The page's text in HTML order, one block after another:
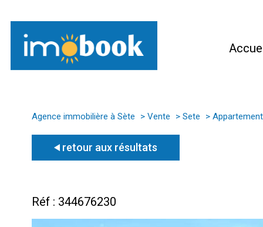
Agence immobilière à Sète Vente Sete Appartement
retour aux résultats
Réf : 344676230